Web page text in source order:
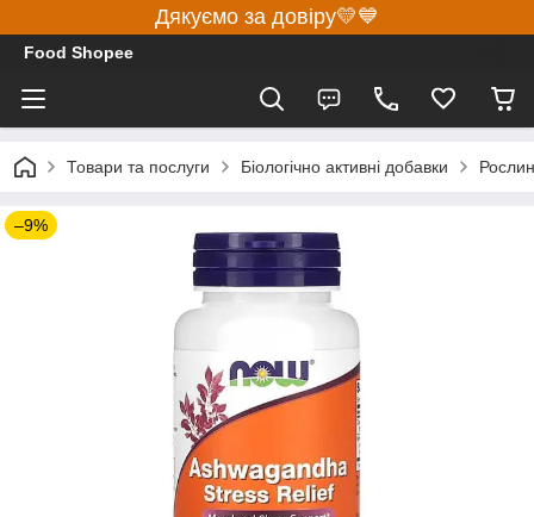
Дякуємо за довіру💛💙
Food Shopee
Товари та послуги Біологічно активні добавки
–9%